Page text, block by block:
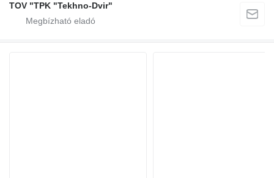
TOV "TPK "Tekhno-Dvir"